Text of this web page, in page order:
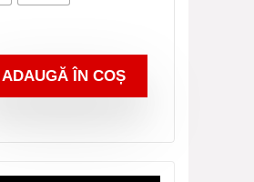
ADAUGĂ ÎN COȘ